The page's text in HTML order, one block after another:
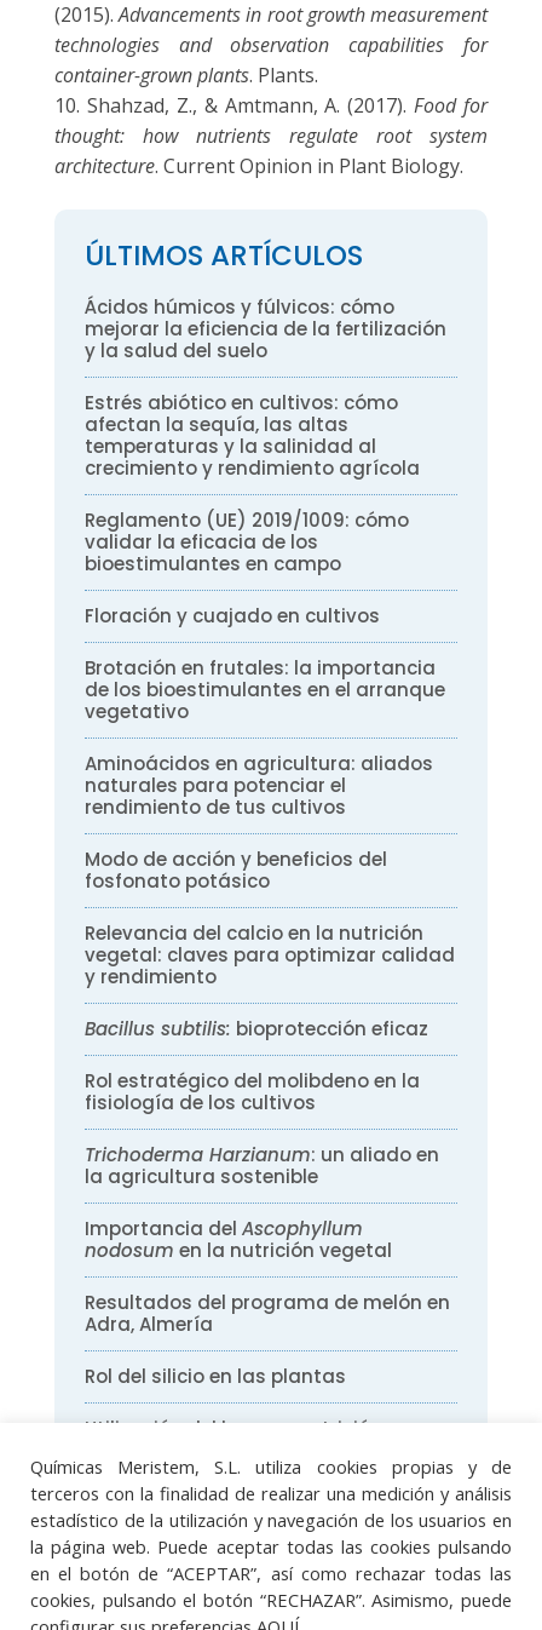
(2015).Advancements in root growth measurement
technologies and observation capabilities for
container-grown plants. Plants.
Shahzad, Z., & Amtmann, A. (2017).Food for
thought: how nutrients regulate root system
architecture. Current Opinion in Plant Biology.
ÚLTIMOS ARTÍCULOS
Ácidos húmicos y fúlvicos: cómo
mejorar la eficiencia de la fertilización
y la salud del suelo
Estrés abiótico en cultivos: cómo
afectan la sequía, las altas
temperaturas y la salinidad al
crecimiento y rendimiento agrícola
Reglamento (UE) 2019/1009: cómo
validar la eficacia de los
bioestimulantes en campo
Floración y cuajado en cultivos
Brotación en frutales: la importancia
de los bioestimulantes en el arranque
vegetativo
Aminoácidos en agricultura: aliados
naturales para potenciar el
rendimiento de tus cultivos
Modo de acción y beneficios del
fosfonato potásico
Relevancia del calcio en la nutrición
vegetal: claves para optimizar calidad
y rendimiento
Bacillus subtilis: bioprotección eficaz
Rol estratégico del molibdeno en la
fisiología de los cultivos
Trichoderma Harzianum: un aliado en
la agricultura sostenible
Importancia del Ascophyllum
nodosum en la nutrición vegetal
Resultados del programa de melón en
Adra, Almería
Rol del silicio en las plantas
Utilización del boro en nutrición
Aviso legal ·Política de protección de datos
·Política de cookies ·Sistema Integrado de
Gestión
Químicas Meristem, S.L. utiliza cookies propias y de
terceros con la finalidad de realizar una medición y análisis
estadístico de la utilización y navegación de los usuarios en
la página web. Puede aceptar todas las cookies pulsando
en el botón de “ACEPTAR”, así como rechazar todas las
cookies, pulsando el botón “RECHAZAR”. Asimismo, puede